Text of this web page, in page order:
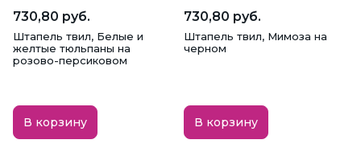
Мех Микрофибра Муслин
Органза Пальтовая
730,80 руб.
Штапель твил, Белые и
желтые тюльпаны на
розово-персиковом
В корзину
730,80 руб.
Штапель твил, Мимоза на
черном
В корзину